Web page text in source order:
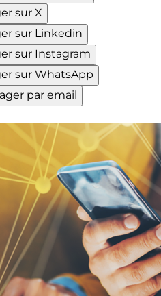
sur X
sur Linkedin
sur Instagram
sur WhatsApp
par email